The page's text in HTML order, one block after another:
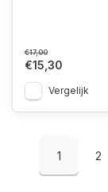
€17,00
€15,30
Vergelijk
1 2